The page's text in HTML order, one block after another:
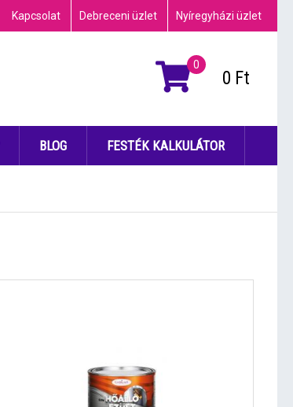
Kapcsolat Debreceni üzlet Nyíregyházi üzlet
0
0 Ft
BLOG FESTÉK KALKULÁTOR